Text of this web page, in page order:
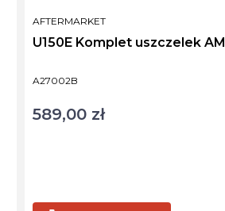
Kod produktu
A27002B
U150E Komplet uszczelek AM
PRODUCENT
AFTERMARKET
Cena
589,00 zł